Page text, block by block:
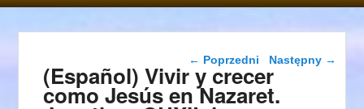
Nawigacja wpisu
← Poprzedni Następny →
(Español) Vivir y crecer
como Jesús en Nazaret.